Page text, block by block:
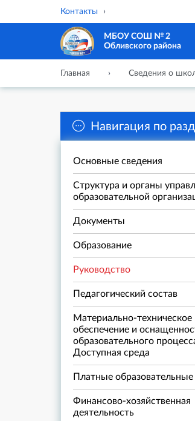
Контакты
МБОУ СОШ № 2
Обливского района
Главная Сведения о
Навигация по
Основные сведения
Структура и органы
образовательной
Документы
Образование
Руководство
Педагогический состав
Материально-техническое
обеспечение и
образовательного
Доступная среда
Платные образовательные
Финансово-хозяйственная
деятельность